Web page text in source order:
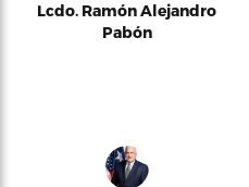
Lcdo. Ramón Alejandro
Pabón